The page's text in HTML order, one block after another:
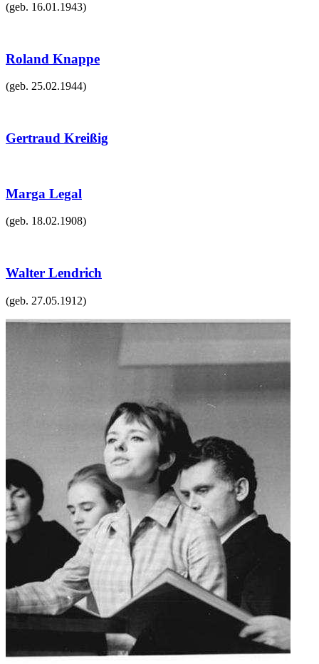
(geb. 16.01.1943)
Roland Knappe
(geb. 25.02.1944)
Gertraud Kreißig
Marga Legal
(geb. 18.02.1908)
Walter Lendrich
(geb. 27.05.1912)